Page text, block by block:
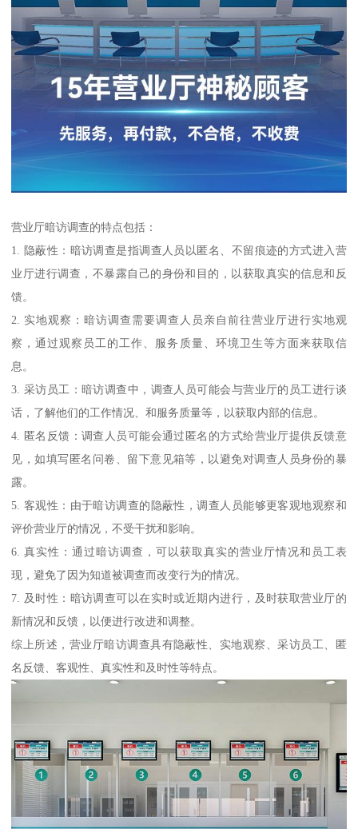
营业厅暗访调查的特点包括：
1. 隐蔽性：暗访调查是指调查人员以匿名、不留痕迹的方式进入营
业厅进行调查，不暴露自己的身份和目的，以获取真实的信息和反
馈。
2. 实地观察：暗访调查需要调查人员亲自前往营业厅进行实地观
察，通过观察员工的工作、服务质量、环境卫生等方面来获取信
息。
3. 采访员工：暗访调查中，调查人员可能会与营业厅的员工进行谈
话，了解他们的工作情况、和服务质量等，以获取内部的信息。
4. 匿名反馈：调查人员可能会通过匿名的方式给营业厅提供反馈意
见，如填写匿名问卷、留下意见箱等，以避免对调查人员身份的暴
露。
5. 客观性：由于暗访调查的隐蔽性，调查人员能够更客观地观察和
评价营业厅的情况，不受干扰和影响。
6. 真实性：通过暗访调查，可以获取真实的营业厅情况和员工表
现，避免了因为知道被调查而改变行为的情况。
7. 及时性：暗访调查可以在实时或近期内进行，及时获取营业厅的
新情况和反馈，以便进行改进和调整。
综上所述，营业厅暗访调查具有隐蔽性、实地观察、采访员工、匿
名反馈、客观性、真实性和及时性等特点。